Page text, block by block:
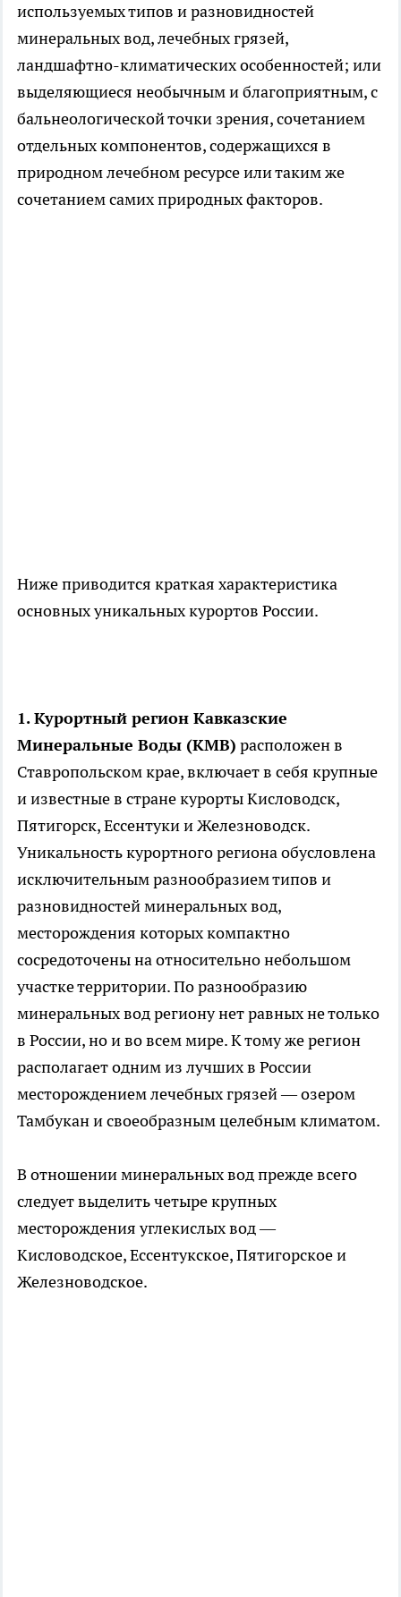
используемых типов и разновидностей
минеральных вод, лечебных грязей,
ландшафтно-климатических особенностей; или
выделяющиеся необычным и благоприятным, с
бальнеологической точки зрения, сочетанием
отдельных компонентов, содержащихся в
природном лечебном ресурсе или таким же
сочетанием самих природных факторов.
Ниже приводится краткая характеристика
основных уникальных курортов России.
1. Курортный регион Кавказские
Минеральные Воды (КМВ) расположен в
Ставропольском крае, включает в себя крупные
и известные в стране курорты Кисловодск,
Пятигорск, Ессентуки и Железноводск.
Уникальность курортного региона обусловлена
исключительным разнообразием типов и
разновидностей минеральных вод,
месторождения которых компактно
сосредоточены на относительно небольшом
участке территории. По разнообразию
минеральных вод региону нет равных не только
в России, но и во всем мире. К тому же регион
располагает одним из лучших в России
месторождением лечебных грязей — озером
Тамбукан и своеобразным целебным климатом.
В отношении минеральных вод прежде всего
следует выделить четыре крупных
месторождения углекислых вод —
Кисловодское, Ессентукское, Пятигорское и
Железноводское.